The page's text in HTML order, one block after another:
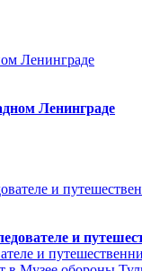
Ленинграде
и
и